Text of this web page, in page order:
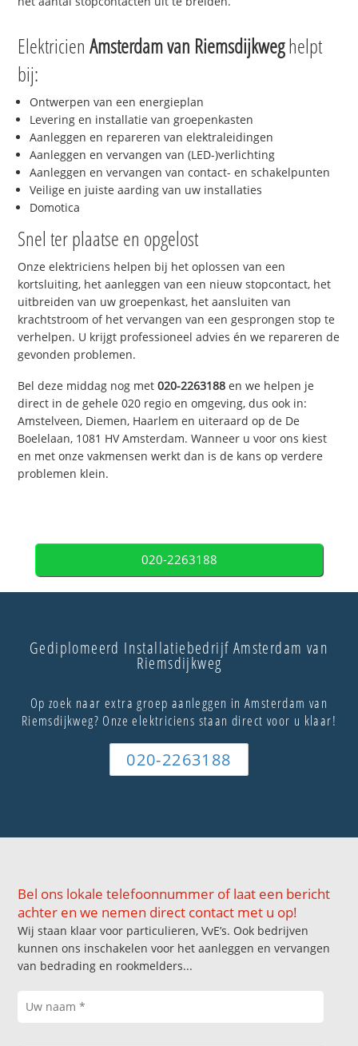
ElektricienAmsterdam van Riemsdijkweghelpt
bij:
Ontwerpen van een energieplan
Levering en installatie van groepenkasten
Aanleggen en repareren van elektraleidingen
Aanleggen en vervangen van (LED-)verlichting
Aanleggen en vervangen van contact- en schakelpunten
Veilige en juiste aarding van uw installaties
Domotica
Snel ter plaatse en opgelost
Onze elektriciens helpen bij het oplossen van een
kortsluiting, het aanleggen van een nieuw stopcontact, het
uitbreiden van uw groepenkast, het aansluiten van
krachtstroom of het vervangen van een gesprongen stop te
verhelpen. U krijgt professioneel advies én we repareren de
gevonden problemen.
Bel deze middag nog met020-2263188 en we helpen je
direct in de gehele 020 regio en omgeving, dus ook in:
Amstelveen, Diemen, Haarlem en uiteraard op de De
Boelelaan, 1081 HV Amsterdam. Wanneer u voor ons kiest
en met onze vakmensen werkt dan is de kans op verdere
problemen klein.
020-2263188
Gediplomeerd Installatiebedrijf Amsterdam van
Riemsdijkweg
Op zoek naar extra groep aanleggen in Amsterdam van
Riemsdijkweg? Onze elektriciens staan direct voor u klaar!
020-2263188
Bel ons lokale telefoonnummer of laat een bericht
achter en we nemen direct contact met u op!
Wij staan klaar voor particulieren, VvE’s. Ook bedrijven
kunnen ons inschakelen voor het aanleggen en vervangen
van bedrading en rookmelders...